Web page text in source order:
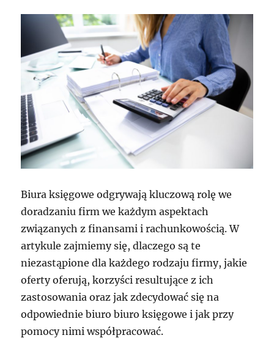
Biura księgowe odgrywają kluczową rolę we
doradzaniu firm we każdym aspektach
związanych z finansami i rachunkowością. W
artykule zajmiemy się, dlaczego są te
niezastąpione dla każdego rodzaju firmy, jakie
oferty oferują, korzyści resultujące z ich
zastosowania oraz jak zdecydować się na
odpowiednie biuro biuro księgowe i jak przy
pomocy nimi współpracować.